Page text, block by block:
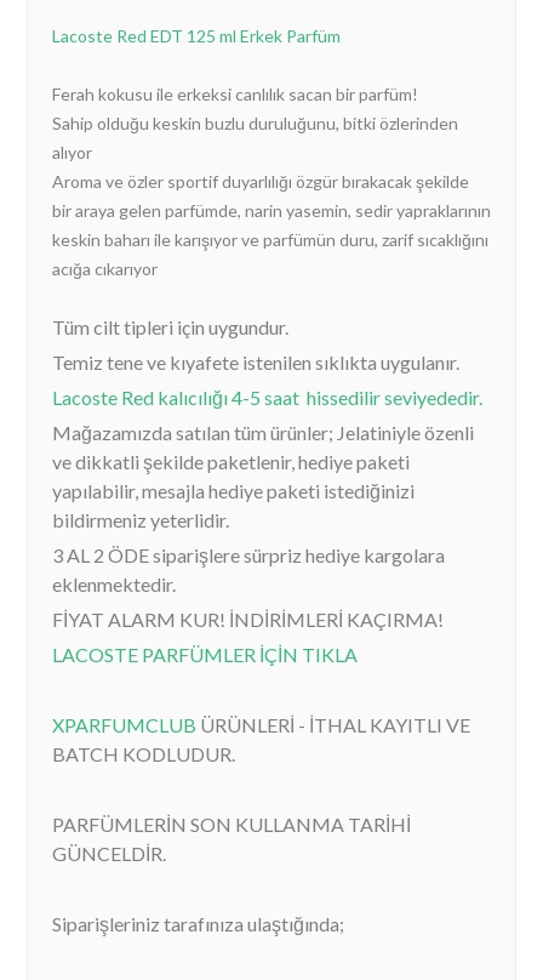
Lacoste Red EDT 125 ml Erkek Parfüm
Ferah kokusu ile erkeksi canlılık sacan bir parfüm!
Sahip olduğu keskin buzlu duruluğunu, bitki özlerinden
alıyor
Aroma ve özler sportif duyarlılığı özgür bırakacak şekilde
bir araya gelen parfümde, narin yasemin, sedir yapraklarının
keskin baharı ile karışıyor ve parfümün duru, zarif sıcaklığını
acığa cıkarıyor
Tüm cilt tipleri için uygundur.
Temiz tene ve kıyafete istenilen sıklıkta uygulanır.
Lacoste Red kalıcılığı 4-5 saat hissedilir seviyededir.
Mağazamızda satılan tüm ürünler; Jelatiniyle özenli
ve dikkatli şekilde paketlenir, hediye paketi
yapılabilir, mesajla hediye paketi istediğinizi
bildirmeniz yeterlidir.
3 AL 2 ÖDE siparişlere sürpriz hediye kargolara
eklenmektedir.
FİYAT ALARM KUR! İNDİRİMLERİ KAÇIRMA!
LACOSTE PARFÜMLER İÇİN TIKLA
XPARFUMCLUB ÜRÜNLERİ - İTHAL KAYITLI VE
BATCH KODLUDUR.
PARFÜMLERİN SON KULLANMA TARİHİ
GÜNCELDİR.
Siparişleriniz tarafınıza ulaştığında;